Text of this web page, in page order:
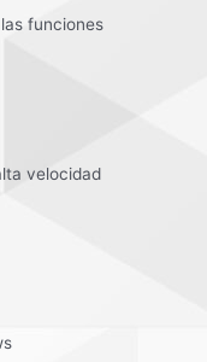
funciones
velocidad